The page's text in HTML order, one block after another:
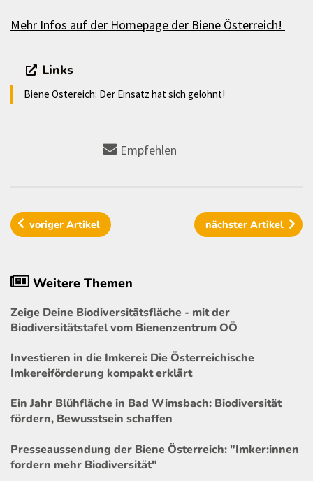
Mehr Infos auf der Homepage der Biene Österreich!
Links
Biene Östereich: Der Einsatz hat sich gelohnt!
Empfehlen
vorigerArtikel nächster Artikel
Weitere Themen
Zeige Deine Biodiversitätsfläche - mit der
Biodiversitätstafel vom Bienenzentrum OÖ
Investieren in die Imkerei: Die Österreichische
Imkereiförderung kompakt erklärt
Ein Jahr Blühfläche in Bad Wimsbach: Biodiversität
fördern, Bewusstsein schaffen
Presseaussendung der Biene Österreich: "Imker:innen
fordern mehr Biodiversität"